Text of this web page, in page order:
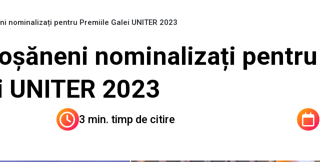
nominalizați pentru Premiile Galei UNITER 2023
nominalizați pentru
2023
3 min. timp de citire